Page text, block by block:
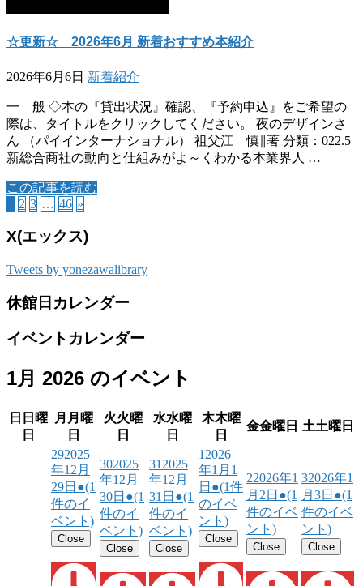
☆更新☆ 2026年6月 新着おすすめ本紹介
2026年6月6日 新着紹介
一 般 ◇本の『貸出状況』確認、『予約申込』をご希望の
際は、タイトルをクリックしてください。 夜のデザインさ
ん （パイインターナショナル） 祖父江 慎∥著 分類：022.5
新総合商社の動向と仕組みがよ～くわかる本業界人 …
この記事を読む
2 3 … 46 »
X(エックス)
Tweets by yonezawalibrary
休館日カレンダー
イベントカレンダー
1月 2026 のイベント
日 日曜
日
月 月曜
日
火火曜
日
水水曜
日
木木曜
日
金金曜日 土土曜日
292025
年12月
29日 ●(1
件のイ
ベント)
Close
302025
年12月
30日 ●(1
件のイ
ベント)
Close
31 2025
年12月
31日 ●(1
件のイ
ベント)
Close
1 2026
年1月1
日 ●(1件
のイベ
ント)
Close
22026年1
月2日 ●(1
件のイベ
ント)
Close
32026年1
月3日 ●(1
件のイベ
ント)
Close